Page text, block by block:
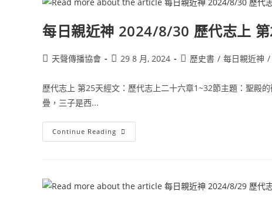
每日親近神 2024/8/30 歷代志上
天聲傳播協會 29 8 月, 2024 歷史書 / 每日親近神 /
歷代志上 第25天經文：歷代志上二十六章1~32節主題：聖殿
疊，三子是西...
Continue Reading